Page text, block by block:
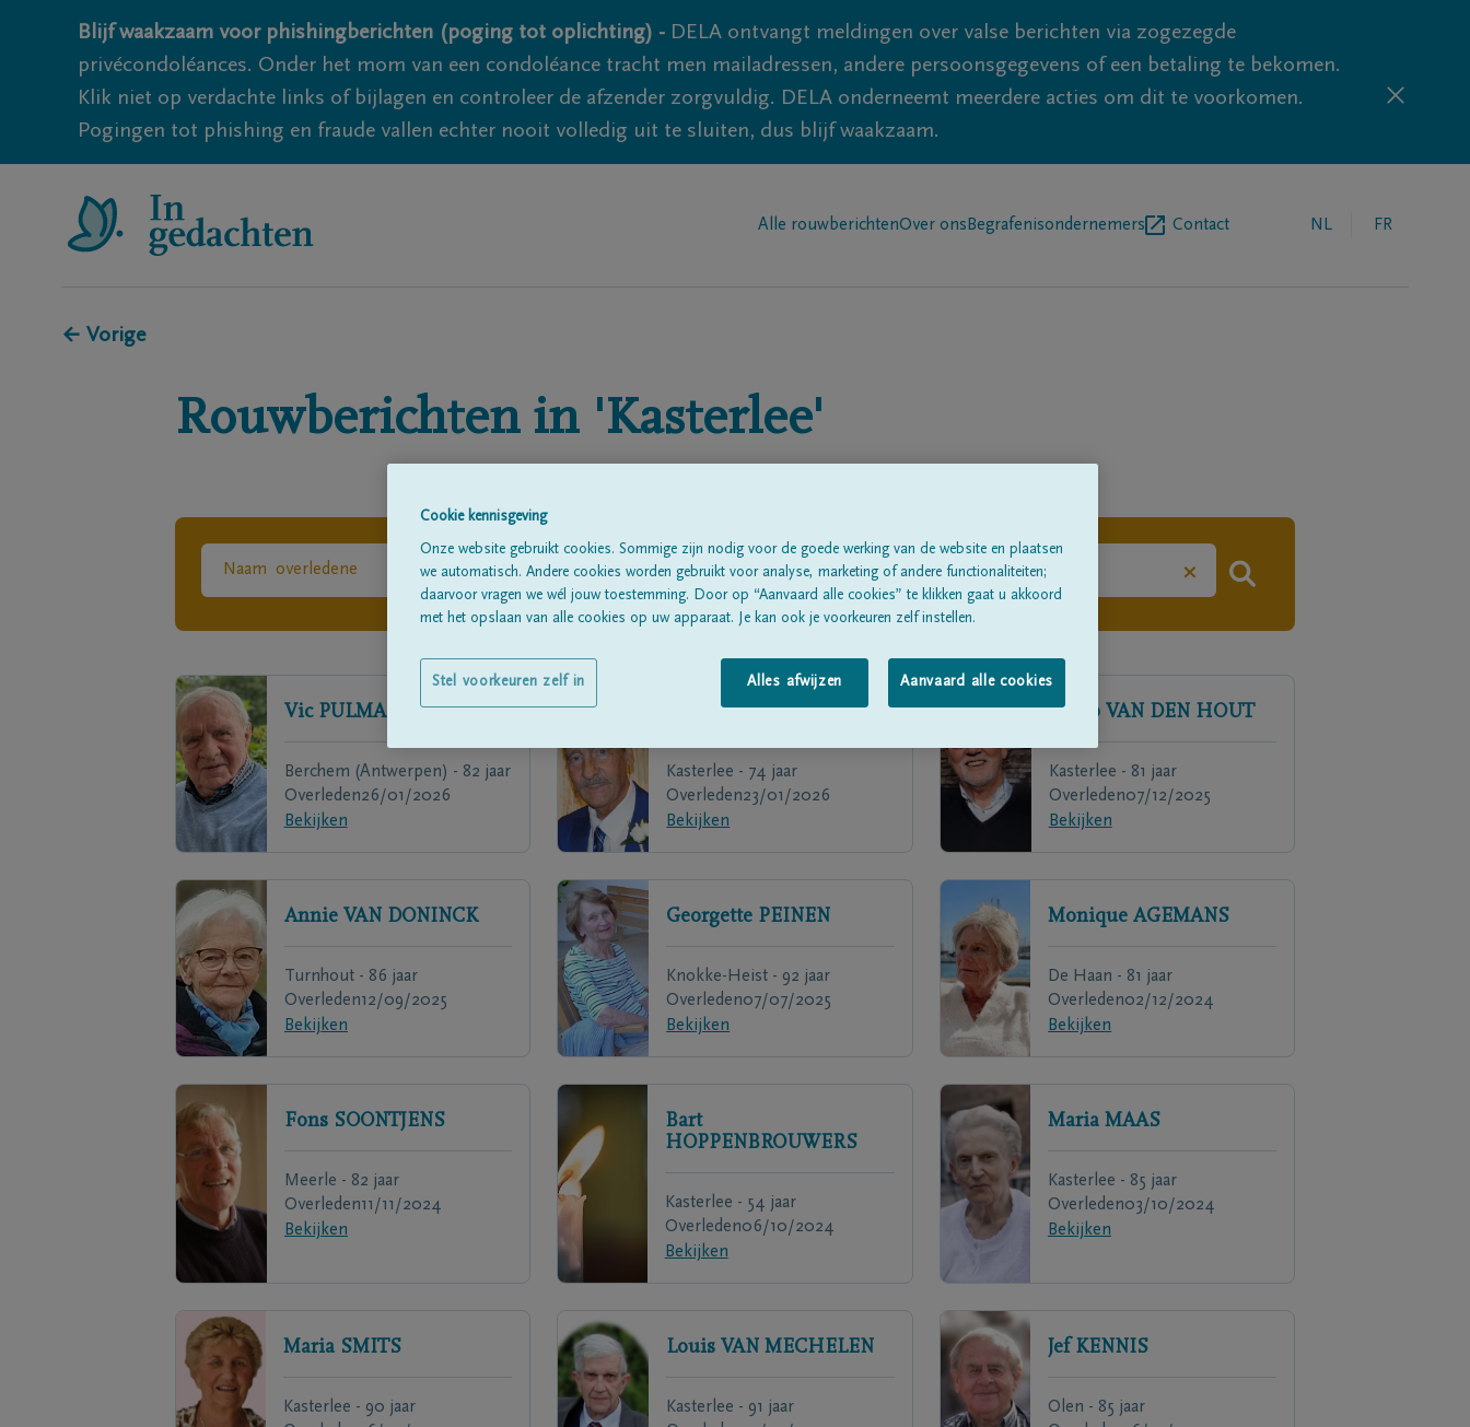
Blijf waakzaam voor phishingberichten (poging tot oplichting) - DELA ontvangt meldingen over valse berichten via zogezegde
privécondoléances. Onder het mom van een condoléance tracht men mailadressen, andere persoonsgegevens of een betaling te bekomen.
Klik niet op verdachte links of bijlagen en controleer de afzender zorgvuldig. DELA onderneemt meerdere acties om dit te voorkomen.
Pogingen tot phishing en fraude vallen echter nooit volledig uit te sluiten, dus blijf waakzaam.
Alle rouwberichtenOver ons Begrafenisondernemers Contact NL FR
← Vorige
Rouwberichten in 'Kasterlee'
×
Vic PULMANS
Berchem (Antwerpen) - 82 jaar
Overleden26/01/2026
Bekijken
Theodorus HENRAAT
Kasterlee - 74 jaar
Overleden23/01/2026
Bekijken
Huub VAN DEN HOUT
Kasterlee - 81 jaar
Overleden07/12/2025
Bekijken
Annie VAN DONINCK
Turnhout - 86 jaar
Overleden12/09/2025
Bekijken
Georgette PEINEN
Knokke-Heist - 92 jaar
Overleden07/07/2025
Bekijken
Monique AGEMANS
De Haan - 81 jaar
Overleden02/12/2024
Bekijken
Fons SOONTJENS
Meerle - 82 jaar
Overleden11/11/2024
Bekijken
Bart
HOPPENBROUWERS
Kasterlee - 54 jaar
Overleden06/10/2024
Bekijken
Maria MAAS
Kasterlee - 85 jaar
Overleden03/10/2024
Bekijken
Maria SMITS
Kasterlee - 90 jaar
Louis VAN MECHELEN
Kasterlee - 91 jaar
Jef KENNIS
Olen - 85 jaar
Cookie kennisgeving
Onze website gebruikt cookies. Sommige zijn nodig voor de goede werking van de website en plaatsen
we automatisch. Andere cookies worden gebruikt voor analyse, marketing of andere functionaliteiten;
daarvoor vragen we wél jouw toestemming. Door op “Aanvaard alle cookies” te klikken gaat u akkoord
met het opslaan van alle cookies op uw apparaat. Je kan ook je voorkeuren zelf instellen.
Alles afwijzen Aanvaard alle cookies
Stel voorkeuren zelf in